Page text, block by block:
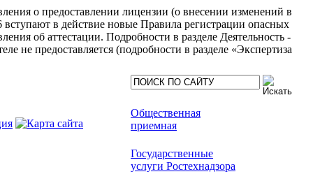
о предоставлении лицензии (о внесении изменений в
в действие новые Правила регистрации опасных
об аттестации. Подробности в разделе Деятельность -
не предоставляется (подробности в разделе «Экспертиза
Общественная
приемная
Государственные
услуги Ростехнадзора